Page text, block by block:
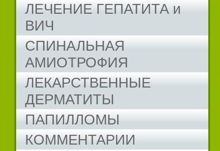
ЛЕЧЕНИЕ ГЕПАТИТА и
ВИЧ
СПИНАЛЬНАЯ
АМИОТРОФИЯ
ЛЕКАРСТВЕННЫЕ
ДЕРМАТИТЫ
ПАПИЛЛОМЫ
КОММЕНТАРИИ